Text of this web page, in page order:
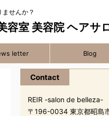
せんか？
letter Blog
Contact
REIR -salon de belleza-
〒196-0034 東京都昭島